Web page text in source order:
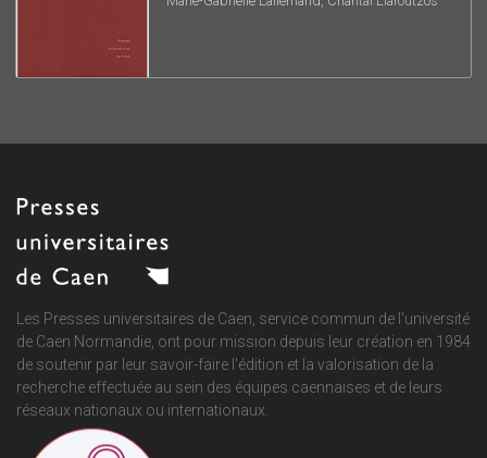
Les Presses universitaires de Caen, service commun de l'université
de Caen Normandie, ont pour mission depuis leur création en 1984
de soutenir par leur savoir-faire l'édition et la valorisation de la
recherche effectuée au sein des équipes caennaises et de leurs
réseaux nationaux ou internationaux.